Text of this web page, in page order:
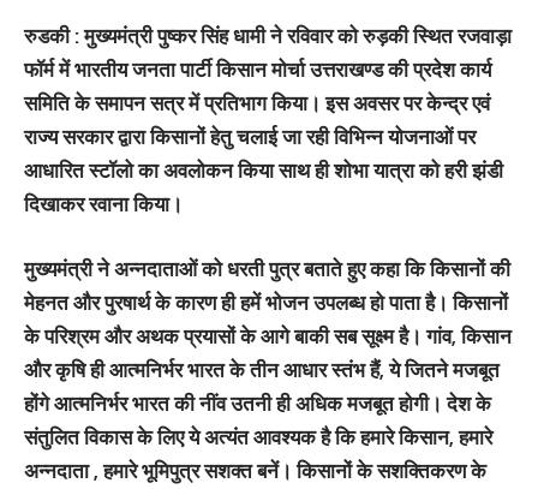
रुडकी : मुख्यमंत्री पुष्कर सिंह धामी ने रविवार को रुड़की स्थित रजवाड़ा
फॉर्म में भारतीय जनता पार्टी किसान मोर्चा उत्तराखण्ड की प्रदेश कार्य
समिति के समापन सत्र में प्रतिभाग किया। इस अवसर पर केन्द्र एवं
राज्य सरकार द्वारा किसानों हेतु चलाई जा रही विभिन्न योजनाओं पर
आधारित स्टॉलो का अवलोकन किया साथ ही शोभा यात्रा को हरी झंडी
दिखाकर रवाना किया।
मुख्यमंत्री ने अन्नदाताओं को धरती पुत्र बताते हुए कहा कि किसानों की
मेहनत और पुरषार्थ के कारण ही हमें भोजन उपलब्ध हो पाता है। किसानों
के परिश्रम और अथक प्रयासों के आगे बाकी सब सूक्ष्म है। गांव, किसान
और कृषि ही आत्मनिर्भर भारत के तीन आधार स्तंभ हैं, ये जितने मजबूत
होंगे आत्मनिर्भर भारत की नींव उतनी ही अधिक मजबूत होगी। देश के
संतुलित विकास के लिए ये अत्यंत आवश्यक है कि हमारे किसान, हमारे
अन्नदाता , हमारे भूमिपुत्र सशक्त बनें। किसानों के सशक्तिकरण के